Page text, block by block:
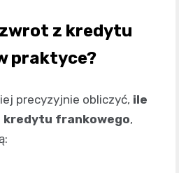
z kredytu
praktyce?
precyzyjnie obliczyć, ile
kredytu frankowego,